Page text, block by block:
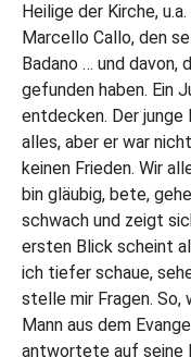
Heilige der Kirche,
Marcello Callo, den
Badano … und davon,
gefunden haben. Ein
entdecken. Der junge
alles, aber er war
keinen Frieden. Wir
bin gläubig, bete,
schwach und zeigt
ersten Blick scheint
ich tiefer schaue,
stelle mir Fragen. So,
Mann aus dem
antwortete auf seine